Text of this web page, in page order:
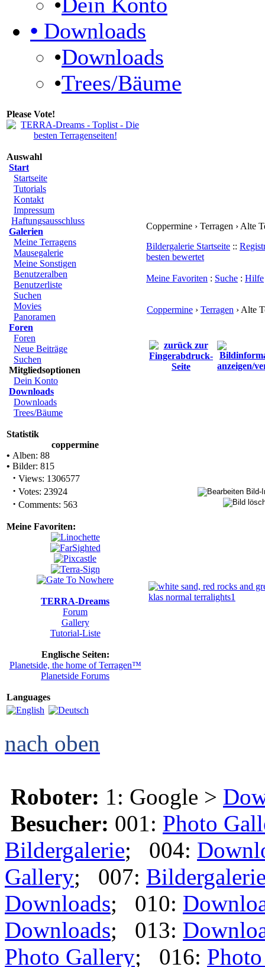
• Downloads
•Downloads
•Trees/Bäume
Please Vote!
Auswahl
Start
Startseite
Tutorials
Kontakt
Impressum
Haftungsausschluss
Galerien
Meine Terragens
Mausegalerie
Meine Sonstigen
Benutzeralben
Benutzerliste
Suchen
Movies
Panoramen
Foren
Foren
Neue Beiträge
Suchen
Mitgliedsoptionen
Dein Konto
Downloads
Downloads
Trees/Bäume
Statistik
coppermine
• Alben: 88
• Bilder: 815
· Views: 1306577
· Votes: 23924
· Comments: 563
Meine Favoriten:
TERRA-Dreams
Forum
Gallery
Tutorial-Liste
Englische Seiten:
Planetside, the home of Terragen™
Planetside Forums
Languages
Coppermine › Terragen › Alte
Bildergalerie Startseite ::
besten bewertet
Meine Favoriten : Suche : Hilfe
Coppermine › Terragen › Alte
nach oben
Roboter: 1: Google >
Besucher: 001: Photo
Bildergalerie; 004:
Gallery; 007:
Downloads; 010:
Downloads; 013:
Photo Gallery; 016: